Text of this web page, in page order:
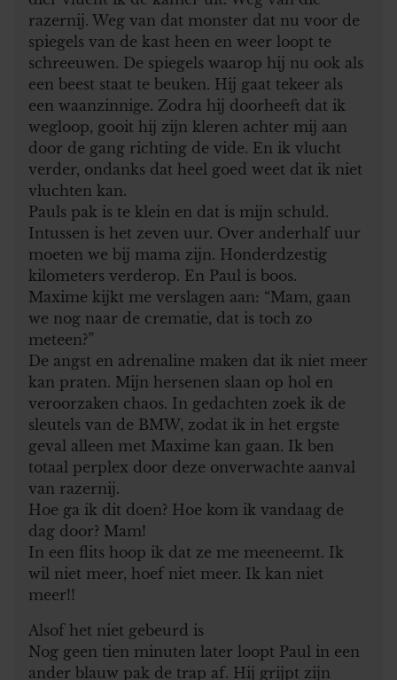
razernij. Weg van dat monster dat nu voor de
spiegels van de kast heen en weer loopt te
schreeuwen. De spiegels waarop hij nu ook als
een beest staat te beuken. Hij gaat tekeer als
een waanzinnige. Zodra hij doorheeft dat ik
wegloop, gooit hij zijn kleren achter mij aan
door de gang richting de vide. En ik vlucht
verder, ondanks dat heel goed weet dat ik niet
vluchten kan.
Pauls pak is te klein en dat is mijn schuld.
Intussen is het zeven uur. Over anderhalf uur
moeten we bij mama zijn. Honderdzestig
kilometers verderop. En Paul is boos.
Maxime kijkt me verslagen aan: “Mam, gaan
we nog naar de crematie, dat is toch zo
meteen?”
De angst en adrenaline maken dat ik niet meer
kan praten. Mijn hersenen slaan op hol en
veroorzaken chaos. In gedachten zoek ik de
sleutels van de BMW, zodat ik in het ergste
geval alleen met Maxime kan gaan. Ik ben
totaal perplex door deze onverwachte aanval
van razernij.
Hoe ga ik dit doen? Hoe kom ik vandaag de
dag door? Mam!
In een flits hoop ik dat ze me meeneemt. Ik
wil niet meer, hoef niet meer. Ik kan niet
meer!!
Alsof het niet gebeurd is
Nog geen tien minuten later loopt Paul in een
ander blauw pak de trap af. Hij grijpt zijn